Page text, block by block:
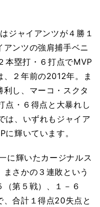
ジャイアンツが４勝１
ンツの強肩捕手ベニ
本塁打・６打点でMVP
２年前の2012年。ま
し、マーコ・スクタ
点・６得点と大暴れし
は、いずれもジャイア
輝いています。
に輝いたカージナルス
さかの３連敗という
第５戦）、１－６
、合計１得点20失点と